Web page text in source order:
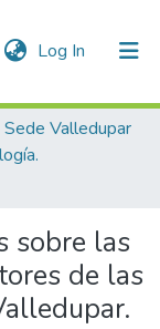
Log In (current)
Sede Valledupar
sobre las
de las